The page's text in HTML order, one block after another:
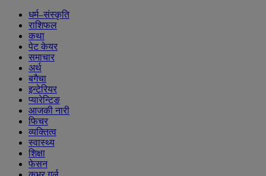
धर्म–संस्कृति
राशिफल
कथा
पेट केयर
समाचार
अर्थ
बगैचा
इन्टेरियर
प्यारेन्टिङ
आजकी नारी
फिचर
व्यक्तित्व
स्वास्थ्य
शिक्षा
फेसन